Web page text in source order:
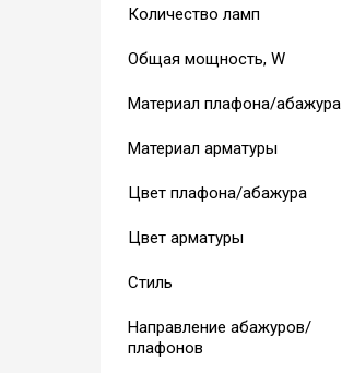
Количество ламп
Общая мощность, W
Материал плафона/абажура
Материал арматуры
Цвет плафона/абажура
Цвет арматуры
Стиль
Направление абажуров/
плафонов